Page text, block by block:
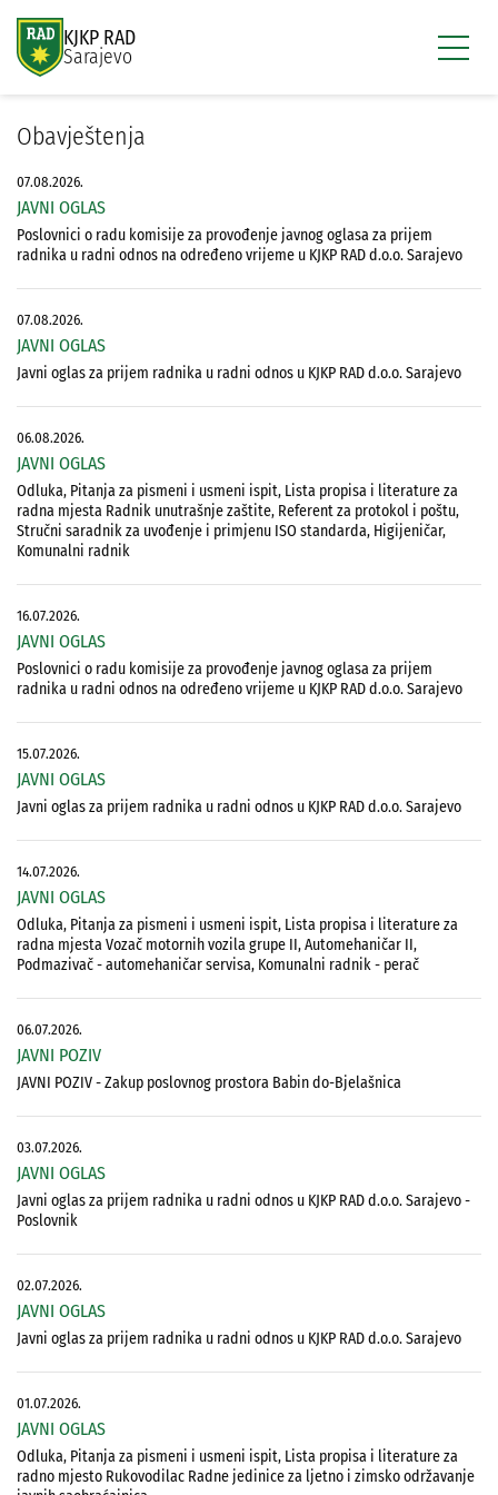
KJKP RAD
Sarajevo
Obavještenja
07.08.2026.
JAVNI OGLAS
Poslovnici o radu komisije za provođenje javnog oglasa za prijem
radnika u radni odnos na određeno vrijeme u KJKP RAD d.o.o. Sarajevo
07.08.2026.
JAVNI OGLAS
Javni oglas za prijem radnika u radni odnos u KJKP RAD d.o.o. Sarajevo
06.08.2026.
JAVNI OGLAS
Odluka, Pitanja za pismeni i usmeni ispit, Lista propisa i literature za
radna mjesta Radnik unutrašnje zaštite, Referent za protokol i poštu,
Stručni saradnik za uvođenje i primjenu ISO standarda, Higijeničar,
Komunalni radnik
16.07.2026.
JAVNI OGLAS
Poslovnici o radu komisije za provođenje javnog oglasa za prijem
radnika u radni odnos na određeno vrijeme u KJKP RAD d.o.o. Sarajevo
15.07.2026.
JAVNI OGLAS
Javni oglas za prijem radnika u radni odnos u KJKP RAD d.o.o. Sarajevo
14.07.2026.
JAVNI OGLAS
Odluka, Pitanja za pismeni i usmeni ispit, Lista propisa i literature za
radna mjesta Vozač motornih vozila grupe II, Automehaničar II,
Podmazivač - automehaničar servisa, Komunalni radnik - perač
06.07.2026.
JAVNI POZIV
JAVNI POZIV - Zakup poslovnog prostora Babin do-Bjelašnica
03.07.2026.
JAVNI OGLAS
Javni oglas za prijem radnika u radni odnos u KJKP RAD d.o.o. Sarajevo -
Poslovnik
02.07.2026.
JAVNI OGLAS
Javni oglas za prijem radnika u radni odnos u KJKP RAD d.o.o. Sarajevo
01.07.2026.
JAVNI OGLAS
Odluka, Pitanja za pismeni i usmeni ispit, Lista propisa i literature za
radno mjesto Rukovodilac Radne jedinice za ljetno i zimsko održavanje